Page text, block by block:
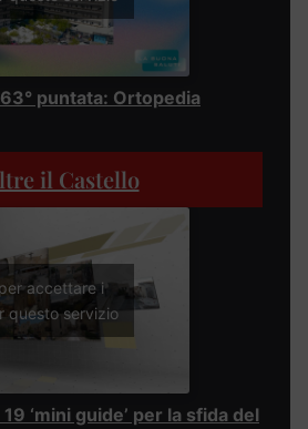
puntata: Ortopedia
il Castello
accettare i
questo servizio
‘mini guide’ per la sfida del